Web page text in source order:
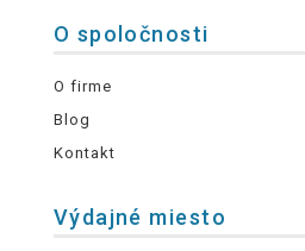
O spoločnosti
O firme
Blog
Kontakt
Výdajné miesto